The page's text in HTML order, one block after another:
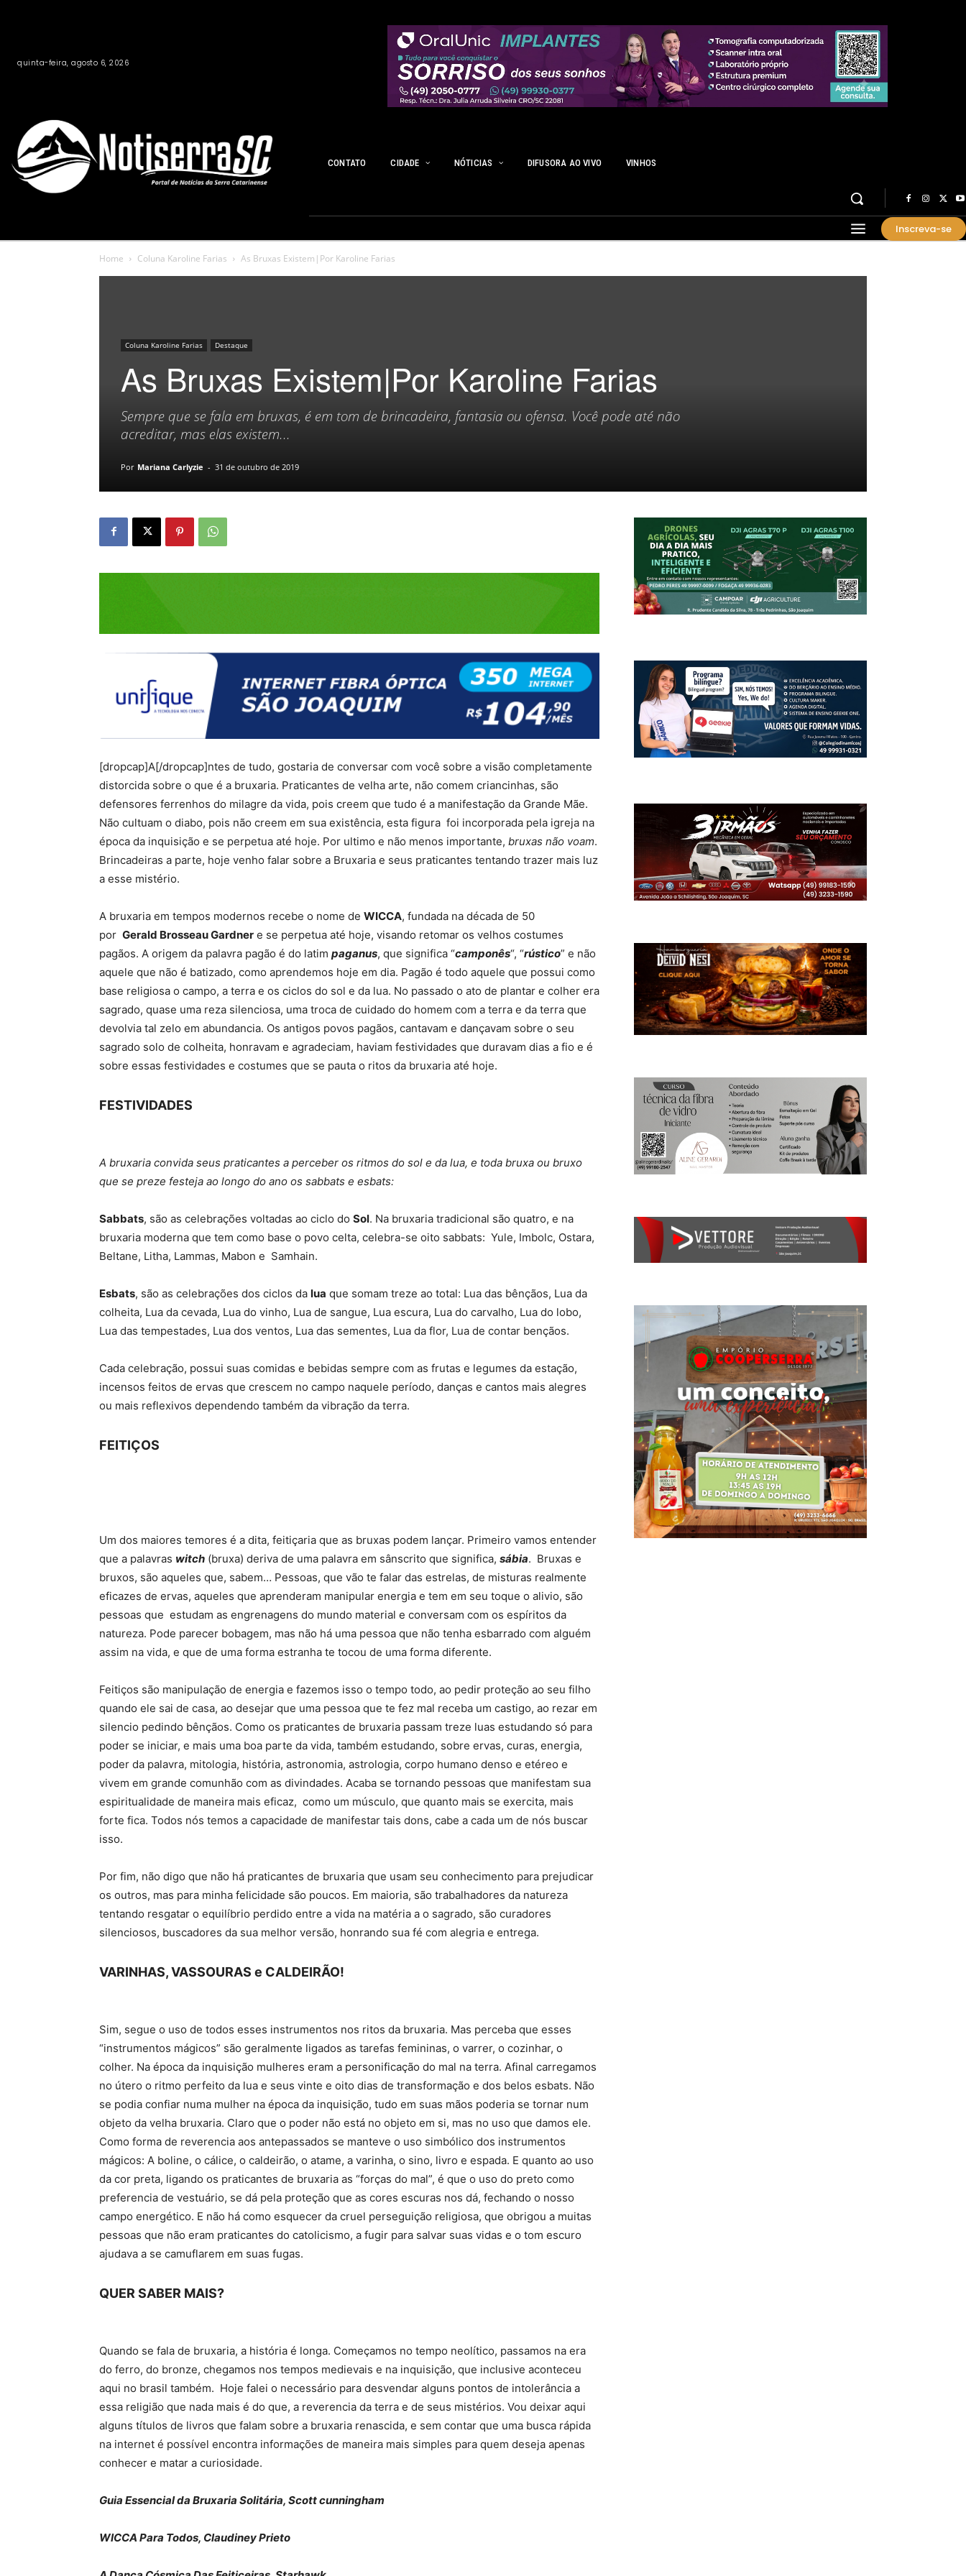
quinta-feira, agosto 6, 2026
CONTATO CIDADE NÓTICIAS DIFUSORA AO VIVO VINHOS
Inscreva-se
Home Coluna Karoline Farias As Bruxas Existem|Por Karoline Farias
Coluna Karoline Farias Destaque
As Bruxas Existem|Por Karoline Farias
Sempre que se fala em bruxas, é em tom de brincadeira, fantasia ou ofensa. Você pode até não
acreditar, mas elas existem...
Por Mariana Carlyzie - 31 de outubro de 2019
[dropcap]A[/dropcap]ntes de tudo, gostaria de conversar com você sobre a visão completamente
distorcida sobre o que é a bruxaria. Praticantes de velha arte, não comem criancinhas, são
defensores ferrenhos do milagre da vida, pois creem que tudo é a manifestação da Grande Mãe.
Não cultuam o diabo, pois não creem em sua existência, esta figura foi incorporada pela igreja na
época da inquisição e se perpetua até hoje. Por ultimo e não menos importante, bruxas não voam.
Brincadeiras a parte, hoje venho falar sobre a Bruxaria e seus praticantes tentando trazer mais luz
a esse mistério.
A bruxaria em tempos modernos recebe o nome de WICCA, fundada na década de 50
por Gerald Brosseau Gardner e se perpetua até hoje, visando retomar os velhos costumes
pagãos. A origem da palavra pagão é do latim paganus, que significa “camponês“, “rústico” e não
aquele que não é batizado, como aprendemos hoje em dia. Pagão é todo aquele que possui como
base religiosa o campo, a terra e os ciclos do sol e da lua. No passado o ato de plantar e colher era
sagrado, quase uma reza silenciosa, uma troca de cuidado do homem com a terra e da terra que
devolvia tal zelo em abundancia. Os antigos povos pagãos, cantavam e dançavam sobre o seu
sagrado solo de colheita, honravam e agradeciam, haviam festividades que duravam dias a fio e é
sobre essas festividades e costumes que se pauta o ritos da bruxaria até hoje.
FESTIVIDADES
A bruxaria convida seus praticantes a perceber os ritmos do sol e da lua, e toda bruxa ou bruxo
que se preze festeja ao longo do ano os sabbats e esbats:
Sabbats, são as celebrações voltadas ao ciclo do Sol. Na bruxaria tradicional são quatro, e na
bruxaria moderna que tem como base o povo celta, celebra-se oito sabbats: Yule, Imbolc, Ostara,
Beltane, Litha, Lammas, Mabon e Samhain.
Esbats, são as celebrações dos ciclos da lua que somam treze ao total: Lua das bênçãos, Lua da
colheita, Lua da cevada, Lua do vinho, Lua de sangue, Lua escura, Lua do carvalho, Lua do lobo,
Lua das tempestades, Lua dos ventos, Lua das sementes, Lua da flor, Lua de contar bençãos.
Cada celebração, possui suas comidas e bebidas sempre com as frutas e legumes da estação,
incensos feitos de ervas que crescem no campo naquele período, danças e cantos mais alegres
ou mais reflexivos dependendo também da vibração da terra.
FEITIÇOS
Um dos maiores temores é a dita, feitiçaria que as bruxas podem lançar. Primeiro vamos entender
que a palavras witch (bruxa) deriva de uma palavra em sânscrito que significa, sábia. Bruxas e
bruxos, são aqueles que, sabem… Pessoas, que vão te falar das estrelas, de misturas realmente
eficazes de ervas, aqueles que aprenderam manipular energia e tem em seu toque o alivio, são
pessoas que estudam as engrenagens do mundo material e conversam com os espíritos da
natureza. Pode parecer bobagem, mas não há uma pessoa que não tenha esbarrado com alguém
assim na vida, e que de uma forma estranha te tocou de uma forma diferente.
Feitiços são manipulação de energia e fazemos isso o tempo todo, ao pedir proteção ao seu filho
quando ele sai de casa, ao desejar que uma pessoa que te fez mal receba um castigo, ao rezar em
silencio pedindo bênçãos. Como os praticantes de bruxaria passam treze luas estudando só para
poder se iniciar, e mais uma boa parte da vida, também estudando, sobre ervas, curas, energia,
poder da palavra, mitologia, história, astronomia, astrologia, corpo humano denso e etéreo e
vivem em grande comunhão com as divindades. Acaba se tornando pessoas que manifestam sua
espiritualidade de maneira mais eficaz, como um músculo, que quanto mais se exercita, mais
forte fica. Todos nós temos a capacidade de manifestar tais dons, cabe a cada um de nós buscar
isso.
Por fim, não digo que não há praticantes de bruxaria que usam seu conhecimento para prejudicar
os outros, mas para minha felicidade são poucos. Em maioria, são trabalhadores da natureza
tentando resgatar o equilíbrio perdido entre a vida na matéria a o sagrado, são curadores
silenciosos, buscadores da sua melhor versão, honrando sua fé com alegria e entrega.
VARINHAS, VASSOURAS e CALDEIRÃO!
Sim, segue o uso de todos esses instrumentos nos ritos da bruxaria. Mas perceba que esses
“instrumentos mágicos” são geralmente ligados as tarefas femininas, o varrer, o cozinhar, o
colher. Na época da inquisição mulheres eram a personificação do mal na terra. Afinal carregamos
no útero o ritmo perfeito da lua e seus vinte e oito dias de transformação e dos belos esbats. Não
se podia confiar numa mulher na época da inquisição, tudo em suas mãos poderia se tornar num
objeto da velha bruxaria. Claro que o poder não está no objeto em si, mas no uso que damos ele.
Como forma de reverencia aos antepassados se manteve o uso simbólico dos instrumentos
mágicos: A boline, o cálice, o caldeirão, o atame, a varinha, o sino, livro e espada. E quanto ao uso
da cor preta, ligando os praticantes de bruxaria as “forças do mal”, é que o uso do preto como
preferencia de vestuário, se dá pela proteção que as cores escuras nos dá, fechando o nosso
campo energético. E não há como esquecer da cruel perseguição religiosa, que obrigou a muitas
pessoas que não eram praticantes do catolicismo, a fugir para salvar suas vidas e o tom escuro
ajudava a se camuflarem em suas fugas.
QUER SABER MAIS?
Quando se fala de bruxaria, a história é longa. Começamos no tempo neolítico, passamos na era
do ferro, do bronze, chegamos nos tempos medievais e na inquisição, que inclusive aconteceu
aqui no brasil também. Hoje falei o necessário para desvendar alguns pontos de intolerância a
essa religião que nada mais é do que, a reverencia da terra e de seus mistérios. Vou deixar aqui
alguns títulos de livros que falam sobre a bruxaria renascida, e sem contar que uma busca rápida
na internet é possível encontra informações de maneira mais simples para quem deseja apenas
conhecer e matar a curiosidade.
Guia Essencial da Bruxaria Solitária, Scott cunningham
WICCA Para Todos, Claudiney Prieto